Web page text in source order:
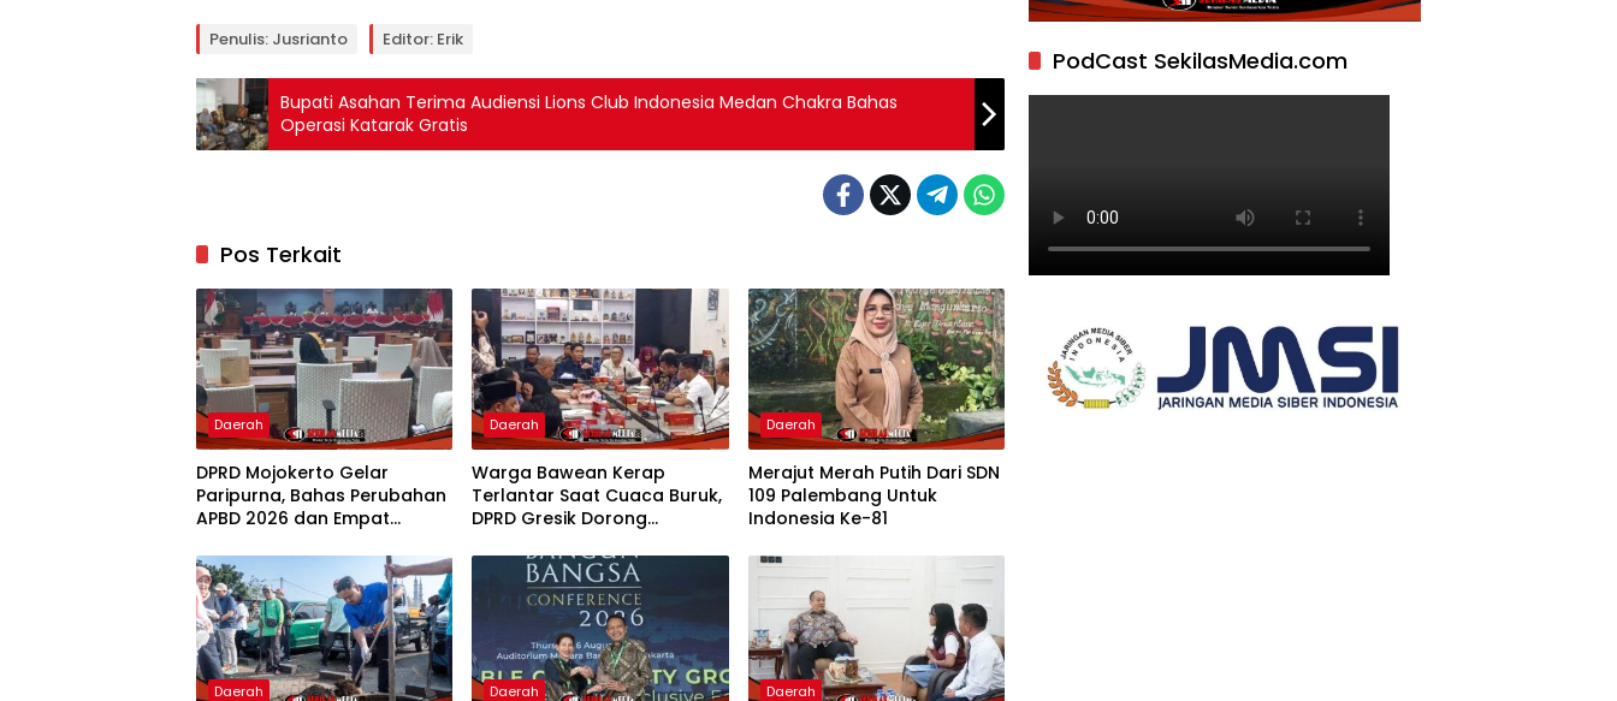
Penulis: Jusrianto Editor: Erik
Bupati Asahan Terima Audiensi Lions Club Indonesia Medan Chakra Bahas
Operasi Katarak Gratis
Pos Terkait
Daerah
DPRD Mojokerto Gelar
Paripurna, Bahas Perubahan
APBD 2026 dan Empat
Daerah
Warga Bawean Kerap
Terlantar Saat Cuaca Buruk,
DPRD Gresik Dorong
Daerah
Merajut Merah Putih Dari SDN
109 Palembang Untuk
Indonesia Ke-81
Daerah Daerah Daerah
PodCast SekilasMedia.com